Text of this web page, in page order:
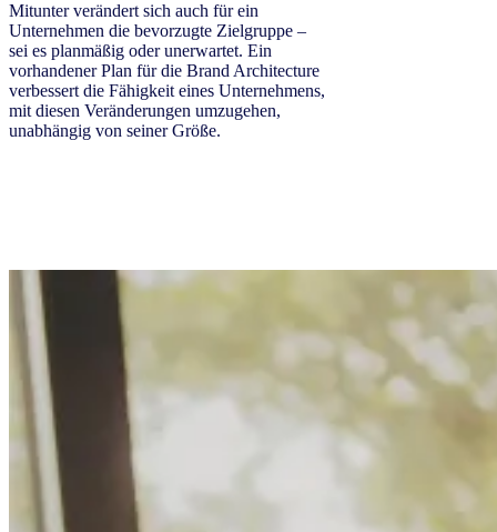
Mitunter verändert sich auch für ein
Unternehmen die bevorzugte Zielgruppe –
sei es planmäßig oder unerwartet. Ein
vorhandener Plan für die Brand Architecture
verbessert die Fähigkeit eines Unternehmens,
mit diesen Veränderungen umzugehen,
unabhängig von seiner Größe.